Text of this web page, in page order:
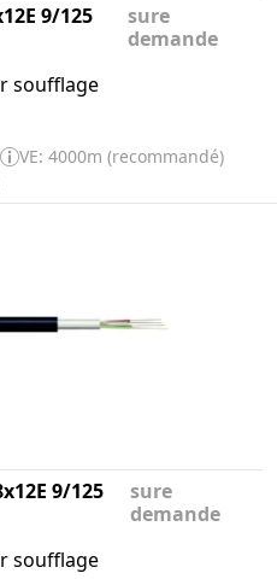
9/125
soufflage
sure
demande
VE: 4000m (recommandé)
9/125
soufflage
sure
demande